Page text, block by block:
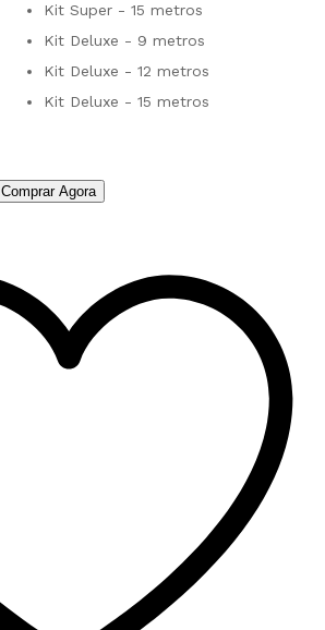
Kit Super - 15 metros
Kit Deluxe - 9 metros
Kit Deluxe - 12 metros
Kit Deluxe - 15 metros
Comprar Agora